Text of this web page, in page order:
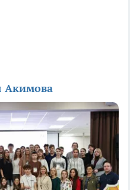
Акимова